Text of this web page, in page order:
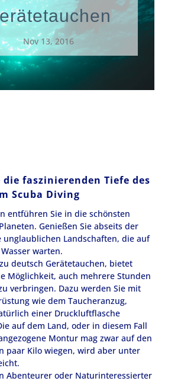
Nov 13, 2016
die faszinierenden Tiefe des
Scuba Diving
entführen Sie in die schönsten
Genießen Sie abseits der
unglaublichen Landschaften, die auf
warten.
deutsch Gerätetauchen, bietet
Möglichkeit, auch mehrere Stunden
verbringen. Dazu werden Sie mit
wie dem Taucheranzug,
einer Druckluftflasche
auf dem Land, oder in diesem Fall
Montur mag zwar auf den
paar Kilo wiegen, wird aber unter
Abenteurer oder Naturinteressierter